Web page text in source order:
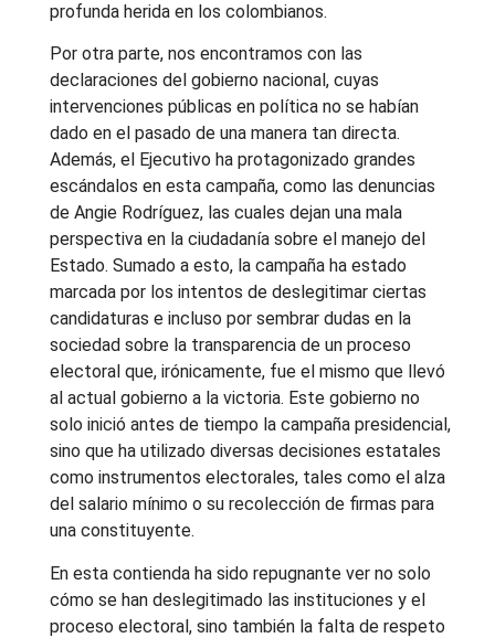
profunda herida en los colombianos.
Por otra parte, nos encontramos con las
declaraciones del gobierno nacional, cuyas
intervenciones públicas en política no se habían
dado en el pasado de una manera tan directa.
Además, el Ejecutivo ha protagonizado grandes
escándalos en esta campaña, como las denuncias
de Angie Rodríguez, las cuales dejan una mala
perspectiva en la ciudadanía sobre el manejo del
Estado. Sumado a esto, la campaña ha estado
marcada por los intentos de deslegitimar ciertas
candidaturas e incluso por sembrar dudas en la
sociedad sobre la transparencia de un proceso
electoral que, irónicamente, fue el mismo que llevó
al actual gobierno a la victoria. Este gobierno no
solo inició antes de tiempo la campaña presidencial,
sino que ha utilizado diversas decisiones estatales
como instrumentos electorales, tales como el alza
del salario mínimo o su recolección de firmas para
una constituyente.
En esta contienda ha sido repugnante ver no solo
cómo se han deslegitimado las instituciones y el
proceso electoral, sino también la falta de respeto